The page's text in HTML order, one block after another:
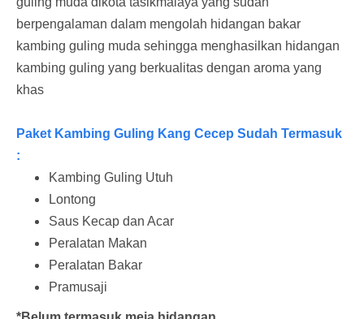
berpengalaman dalam mengolah hidangan bakar
kambing guling muda sehingga menghasilkan hidangan
kambing guling yang berkualitas dengan aroma yang
khas
Paket Kambing Guling Kang Cecep Sudah Termasuk
:
Kambing Guling Utuh
Lontong
Saus Kecap dan Acar
Peralatan Makan
Peralatan Bakar
Pramusaji